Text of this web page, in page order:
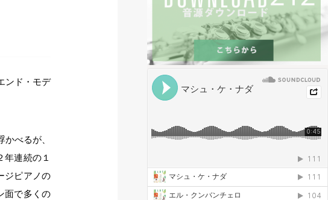
ンド・モデ
べるが、
連続の１
ジピアノの
面で多くの